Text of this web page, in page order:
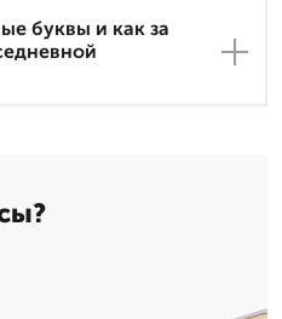
буквы и как за